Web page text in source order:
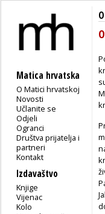
Matica hrvatska
O Matici hrvatskoj
Novosti
Učlanite se
Odjeli
Ogranci
Društva prijatelja i
partneri
Kontakt
Izdavaštvo
Knjige
Vijenac
Kolo